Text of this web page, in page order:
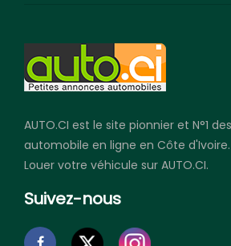
AUTO.CI est le site pionnier et N°1
automobile en ligne en Côte
Louer votre véhicule sur AUTO.CI.
Suivez-nous